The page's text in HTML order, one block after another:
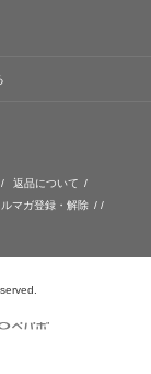
/ 返品について /
ルマガ登録・解除 / /